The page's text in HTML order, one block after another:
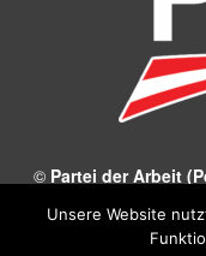
© Partei der Arbeit
Wien, E‑Mail:
Unsere Website